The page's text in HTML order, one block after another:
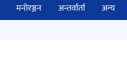
मनोरञ्जन अन्तर्वार्ता
अन्य